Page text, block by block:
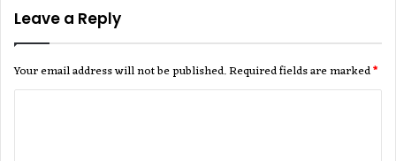
Leave a Reply
Your email address will not be published.Required fields are marked*